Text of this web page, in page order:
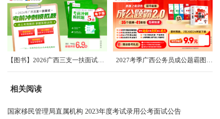
【图书】2026广西三支一扶面试考前冲刺卷（共5套）
相关阅读
国家移民管理局直属机构 2023年度考试录用公考面试公告